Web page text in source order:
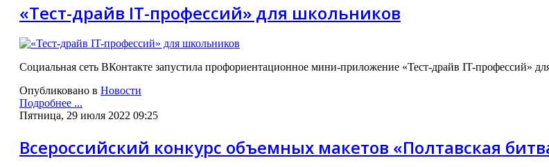
«Тест-драйв IT-профессий» для школьников
Социальная сеть ВКонтакте запустила профориентационное мини-приложение «Тест-драйв IT-профессий»
Опубликовано в Новости
Подробнее ...
Пятница, 29 июля 2022 09:25
Всероссийский конкурс объемных макетов «Полтавская